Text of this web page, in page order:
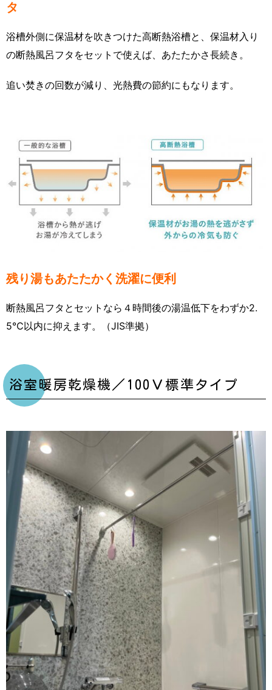
タ
浴槽外側に保温材を吹きつけた高断熱浴槽と、保温材入り
の断熱風呂フタをセットで使えば、あたたかさ長続き。
追い焚きの回数が減り、光熱費の節約にもなります。
残り湯もあたたかく洗濯に便利
断熱風呂フタとセットなら４時間後の湯温低下をわずか2.
5℃以内に抑えます。（JIS準拠）
浴室暖房乾燥機／100Ｖ標準タイプ